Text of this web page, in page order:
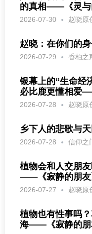
的真相——《灵与
2026-07-30 赵晓原
赵晓：在你们的
2026-07-29 香柏之
银幕上的“生命经
必比鹿更懂相爱
2026-07-28 赵晓原
乡下人的悲歌与
2026-07-28 信仰之
植物会和人交朋
——《寂静的朋友
2026-07-27 赵晓原
植物也有性事吗
海——《寂静的朋